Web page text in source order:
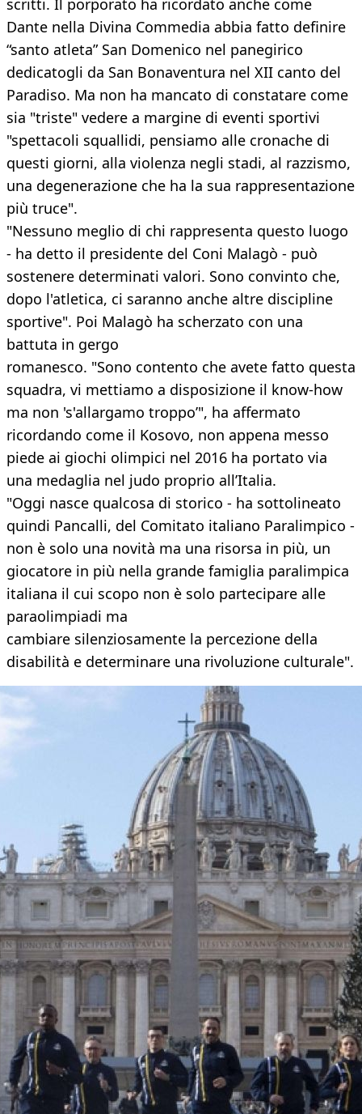
scritti. Il porporato ha ricordato anche come
Dante nella Divina Commedia abbia fatto definire
“santo atleta” San Domenico nel panegirico
dedicatogli da San Bonaventura nel XII canto del
Paradiso. Ma non ha mancato di constatare come
sia "triste" vedere a margine di eventi sportivi
"spettacoli squallidi, pensiamo alle cronache di
questi giorni, alla violenza negli stadi, al razzismo,
una degenerazione che ha la sua rappresentazione
più truce".
"Nessuno meglio di chi rappresenta questo luogo
- ha detto il presidente del Coni Malagò - può
sostenere determinati valori. Sono convinto che,
dopo l'atletica, ci saranno anche altre discipline
sportive". Poi Malagò ha scherzato con una
battuta in gergo
romanesco. "Sono contento che avete fatto questa
squadra, vi mettiamo a disposizione il know-how
ma non 's'allargamo troppo’", ha affermato
ricordando come il Kosovo, non appena messo
piede ai giochi olimpici nel 2016 ha portato via
una medaglia nel judo proprio all’Italia.
"Oggi nasce qualcosa di storico - ha sottolineato
quindi Pancalli, del Comitato italiano Paralimpico -
non è solo una novità ma una risorsa in più, un
giocatore in più nella grande famiglia paralimpica
italiana il cui scopo non è solo partecipare alle
paraolimpiadi ma
cambiare silenziosamente la percezione della
disabilità e determinare una rivoluzione culturale".